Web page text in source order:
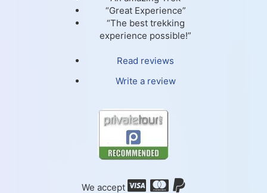
“Great Experience”
“The best trekking
experience possible!”
Read reviews
Write a review
We accept